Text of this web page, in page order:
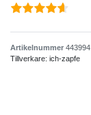
Artikelnummer 443994
Tillverkare: ich-zapfe